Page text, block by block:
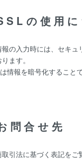
の使用に
の入力時には、セキ
ます。
情報を暗号化すること
問合せ先
引法に基づく表記をご